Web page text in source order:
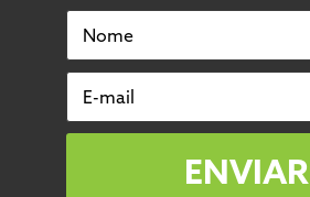
Nome
E-mail
ENVIAR